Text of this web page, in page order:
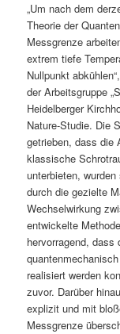
„Um nach dem
Theorie der
Messgrenze
extrem tiefe
Nullpunkt
der Arbeitsgruppe
Heidelberger
Nature-Studie. Die
getrieben, dass die
klassische
unterbieten,
durch die gezielte
Wechselwirkung
entwickelte
hervorragend,
realisiert werden
zuvor. Darüber
explizit und mit
Messgrenze